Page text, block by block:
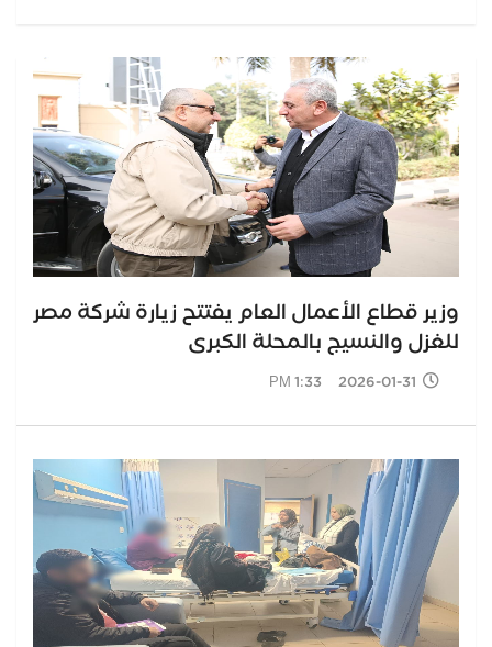
وزير قطاع الأعمال العام يفتتح زيارة شركة مصر
للغزل والنسيج بالمحلة الكبرى
2026-01-31 1:33 PM